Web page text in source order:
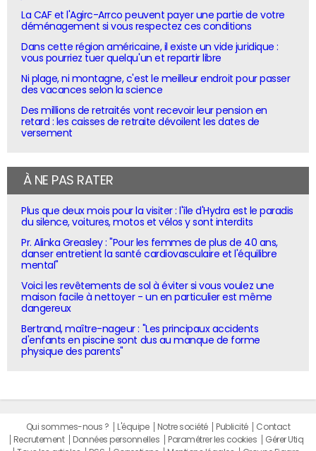
La CAF et l'Agirc-Arrco peuvent payer une partie de votre
déménagement si vous respectez ces conditions
Dans cette région américaine, il existe un vide juridique :
vous pourriez tuer quelqu'un et repartir libre
Ni plage, ni montagne, c'est le meilleur endroit pour passer
des vacances selon la science
Des millions de retraités vont recevoir leur pension en
retard : les caisses de retraite dévoilent les dates de
versement
À NE PAS RATER
Plus que deux mois pour la visiter : l'île d'Hydra est le paradis
du silence, voitures, motos et vélos y sont interdits
Pr. Alinka Greasley : "Pour les femmes de plus de 40 ans,
danser entretient la santé cardiovasculaire et l'équilibre
mental"
Voici les revêtements de sol à éviter si vous voulez une
maison facile à nettoyer - un en particulier est même
dangereux
Bertrand, maître-nageur : "Les principaux accidents
d'enfants en piscine sont dus au manque de forme
physique des parents"
Qui sommes-nous ? L'équipe Notre société Publicité
Contact
Recrutement
Données personnelles Paramétrer les cookies
Gérer Utiq